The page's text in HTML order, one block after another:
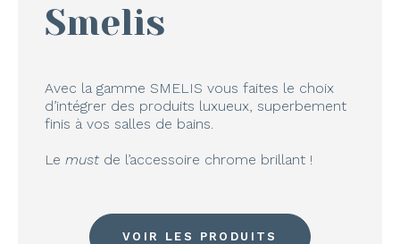
Smelis
Avec la gamme SMELIS vous faites le choix
d’intégrer des produits luxueux, superbement
finis à vos salles de bains.
Le must de l’accessoire chrome brillant !
VOIR LES PRODUITS